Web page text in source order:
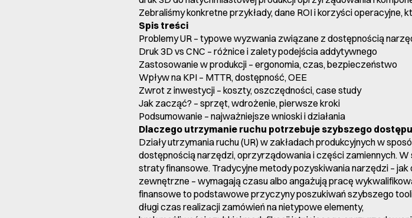
Zebraliśmy konkretne przykłady, dane ROI i korzyści operacyjne,
Spis treści
Problemy UR – typowe wyzwania związane z dostępnością
Druk 3D vs CNC – różnice i zalety podejścia addytywnego
Zastosowanie w produkcji – ergonomia, czas, bezpieczeństwo
Wpływ na KPI – MTTR, dostępność, OEE
Zwrot z inwestycji – koszty, oszczędności, case study
Jak zacząć? – sprzęt, wdrożenie, pierwsze kroki
Podsumowanie – najważniejsze wnioski i działania
Dlaczego utrzymanie ruchu potrzebuje szybszego
Działy utrzymania ruchu (UR) w zakładach produkcyjnych w
dostępnością narzędzi, oprzyrządowania i części zamiennych.
straty finansowe. Tradycyjne metody pozyskiwania narzędzi –
zewnętrzne – wymagają czasu albo angażują pracę
finansowe to podstawowe przyczyny poszukiwań szybszego
długi czas realizacji zamówień na nietypowe elementy,